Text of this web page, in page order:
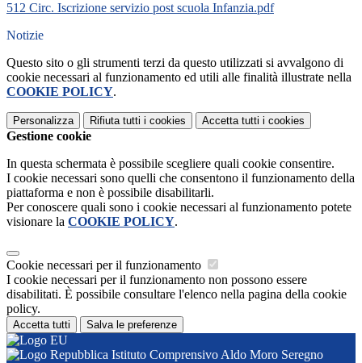
512 Circ. Iscrizione servizio post scuola Infanzia.pdf
Notizie
Questo sito o gli strumenti terzi da questo utilizzati si avvalgono di
cookie necessari al funzionamento ed utili alle finalità illustrate nella
COOKIE POLICY.
Personalizza Rifiuta tutti i cookies Accetta tutti i cookies
Gestione cookie
In questa schermata è possibile scegliere quali cookie consentire.
I cookie necessari sono quelli che consentono il funzionamento della
piattaforma e non è possibile disabilitarli.
Per conoscere quali sono i cookie necessari al funzionamento potete
visionare la COOKIE POLICY.
Cookie necessari per il funzionamento
I cookie necessari per il funzionamento non possono essere
disabilitati. È possibile consultare l'elenco nella pagina della cookie
policy.
Accetta tutti Salva le preferenze
Istituto Comprensivo Aldo Moro Seregno